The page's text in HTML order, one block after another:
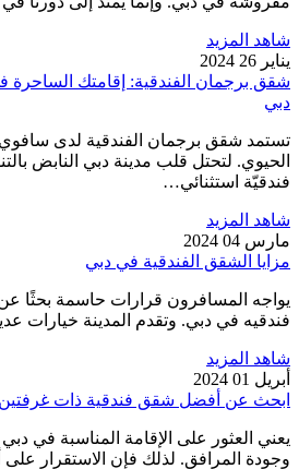
شاهد المزيد
يناير 26 2024
شقق برجمان الفندقية: إقامتك الساحرة
دبي
تستمد شقق برجمان الفندقية لدى
الحيوي. لتحتل قلب مدينة دبي النابض
فندقيّة استثنائي…
شاهد المزيد
مارس 04 2024
مزايا الشقق الفندقية في دبي
يواجه المسافرون قرارات حاسمة بحثًا
فندقيه في دبي. وتقدم المدينة خيارات
شاهد المزيد
أبريل 01 2024
ابحث عن أفضل شقق فندقية ذات
يعني العثور على الإقامة المناسبة في دبي
وجودة المرافق. لذلك فإن الاستقرار